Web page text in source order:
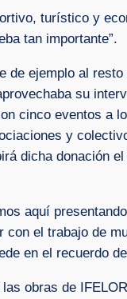
turístico y
tan importante”.
ejemplo al
su
cinco eventos a
y
dicha donación
aquí
el trabajo de
en el recuerdo
obras de